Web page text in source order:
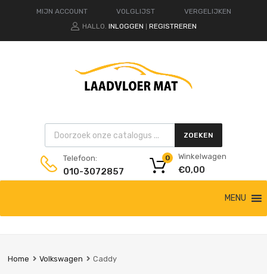
MIJN ACCOUNT VOLGLIJST
VERGELIJKEN
HALLO. INLOGGEN REGISTREREN
Products search ZOEKEN
Telefoon:
010-3072857
Winkelwagen
€0,00
0
de
MENU
Home Volkswagen Caddy